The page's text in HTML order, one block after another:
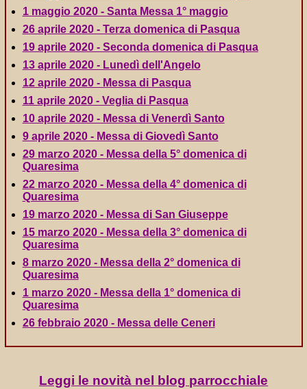
1 maggio 2020 - Santa Messa 1° maggio
26 aprile 2020 - Terza domenica di Pasqua
19 aprile 2020 - Seconda domenica di Pasqua
13 aprile 2020 - Lunedì dell'Angelo
12 aprile 2020 - Messa di Pasqua
11 aprile 2020 - Veglia di Pasqua
10 aprile 2020 - Messa di Venerdì Santo
9 aprile 2020 - Messa di Giovedì Santo
29 marzo 2020 - Messa della 5° domenica di
Quaresima
22 marzo 2020 - Messa della 4° domenica di
Quaresima
19 marzo 2020 - Messa di San Giuseppe
15 marzo 2020 - Messa della 3° domenica di
Quaresima
8 marzo 2020 - Messa della 2° domenica di
Quaresima
1 marzo 2020 - Messa della 1° domenica di
Quaresima
26 febbraio 2020 - Messa delle Ceneri
Leggi le novità nel blog parrocchiale